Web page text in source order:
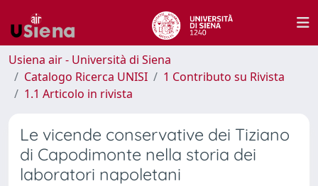
Usiena air - Università di Siena
Catalogo Ricerca UNISI
1 Contributo su Rivista
1.1 Articolo in rivista
Le vicende conservative dei Tiziano
di Capodimonte nella storia dei
laboratori napoletani